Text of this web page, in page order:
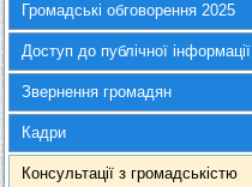
Громадські обговорення 2025
Доступ до публічної інформації
Звернення громадян
Кадри
Консультації з громадськістю